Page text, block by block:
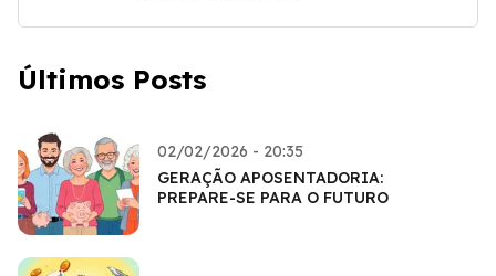
Últimos Posts
02/02/2026 - 20:35
GERAÇÃO APOSENTADORIA:
PREPARE-SE PARA O FUTURO